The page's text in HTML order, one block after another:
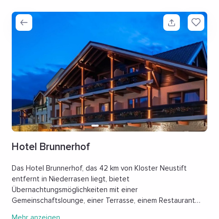
Hotel Brunnerhof
Das Hotel Brunnerhof, das 42 km von Kloster Neustift
entfernt in Niederrasen liegt, bietet
Übernachtungsmöglichkeiten mit einer
Gemeinschaftslounge, einer Terrasse, einem Restaurant